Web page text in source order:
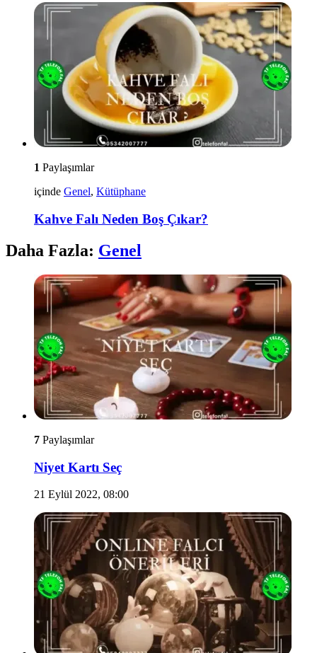
1 Paylaşımlar
içinde Genel, Kütüphane
Kahve Falı Neden Boş Çıkar?
Daha Fazla: Genel
7 Paylaşımlar
Niyet Kartı Seç
21 Eylül 2022, 08:00